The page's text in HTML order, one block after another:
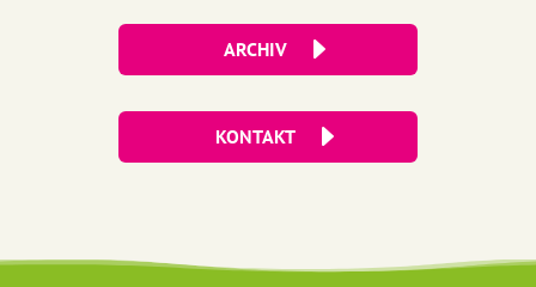
ARCHIV
KONTAKT